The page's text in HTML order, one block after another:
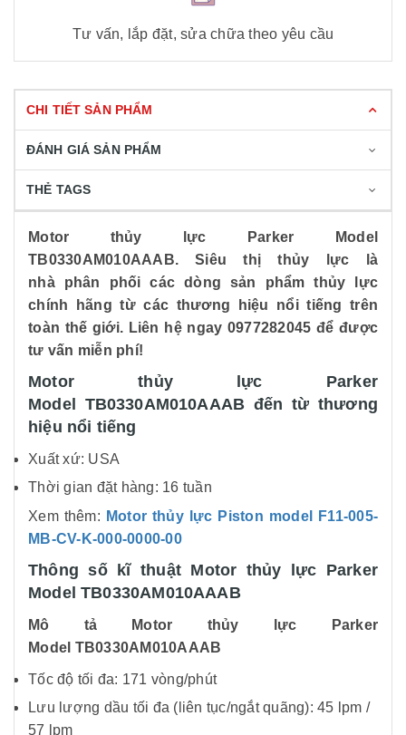
Tư vấn, lắp đặt, sửa chữa theo yêu cầu
CHI TIẾT SẢN PHẨM
ĐÁNH GIÁ SẢN PHẨM
THẺ TAGS
Motor thủy lực Parker Model
TB0330AM010AAAB. Siêu thị thủy lực là
nhà phân phối các dòng sản phẩm thủy lực
chính hãng từ các thương hiệu nổi tiếng trên
toàn thế giới. Liên hệ ngay 0977282045 để được
tư vấn miễn phí!
Motor thủy lực Parker
Model TB0330AM010AAAB đến từ thương
hiệu nổi tiếng
Xuất xứ: USA
Thời gian đặt hàng: 16 tuần
Xem thêm: Motor thủy lực Piston model F11-005-
MB-CV-K-000-0000-00
Thông số kĩ thuật Motor thủy lực Parker
Model TB0330AM010AAAB
Mô tả Motor thủy lực Parker
Model TB0330AM010AAAB
Tốc độ tối đa: 171 vòng/phút
Lưu lượng dầu tối đa (liên tục/ngắt quãng): 45 lpm /
57 lpm